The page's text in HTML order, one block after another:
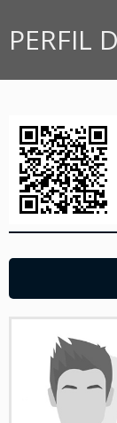
PERFIL